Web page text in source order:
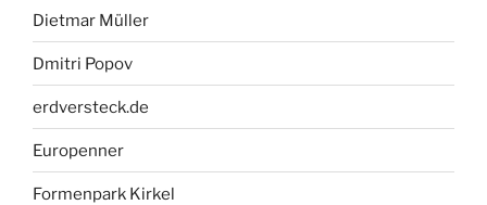
Dietmar Müller
Dmitri Popov
erdversteck.de
Europenner
Formenpark Kirkel